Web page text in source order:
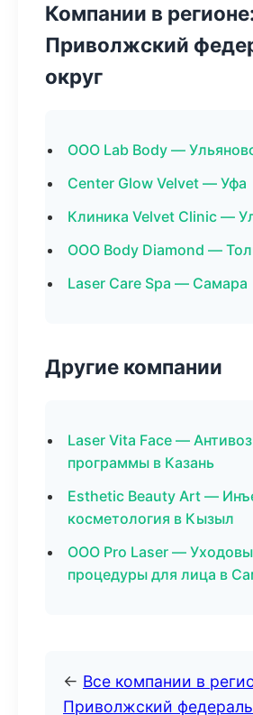
Компании в
Приволжский
округ
ООО Lab Body —
Center Glow Velvet — Уфа
Клиника Velvet Clinic —
ООО Body Diamond —
Laser Care Spa — Самара
Другие компании
Laser Vita Face —
программы в Казань
Esthetic Beauty Art —
косметология в Кызыл
ООО Pro Laser —
процедуры для лица в
← Все компании в
Приволжский